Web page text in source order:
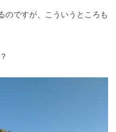
のですが、こういうところも